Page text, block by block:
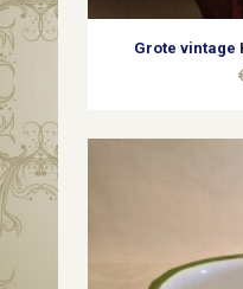
Grote vintage